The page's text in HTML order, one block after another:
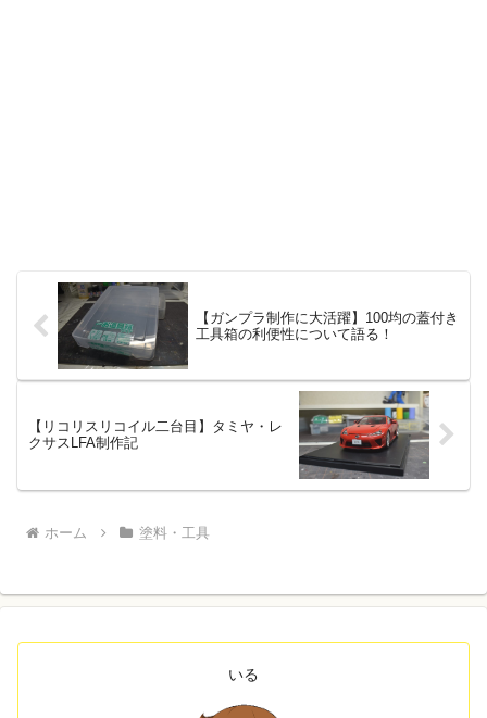
【ガンプラ制作に大活躍】100均の蓋付き
工具箱の利便性について語る！
【リコリスリコイル二台目】タミヤ・レ
クサスLFA制作記
ホーム 塗料・工具
いる